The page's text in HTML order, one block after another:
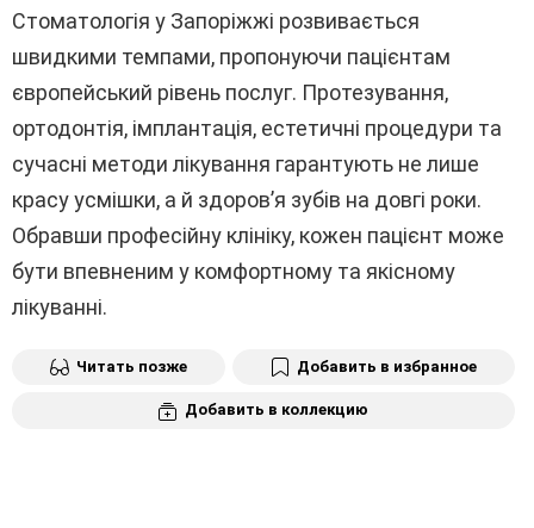
Стоматологія у Запоріжжі розвивається
швидкими темпами, пропонуючи пацієнтам
європейський рівень послуг. Протезування,
ортодонтія, імплантація, естетичні процедури та
сучасні методи лікування гарантують не лише
красу усмішки, а й здоров’я зубів на довгі роки.
Обравши професійну клініку, кожен пацієнт може
бути впевненим у комфортному та якісному
лікуванні.
Читать позже Добавить в избранное
Добавить в коллекцию